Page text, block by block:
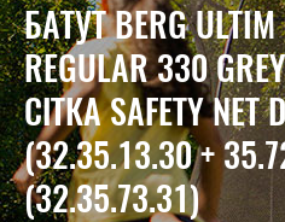
БАТУТ BERG
REGULAR 330
СІТКА SAFETY NET
(32.35.13.30 +
(32.35.73.31)